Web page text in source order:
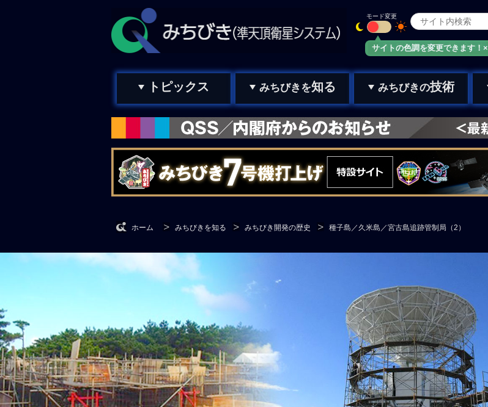
サイトの色調を変更できます！×
モード変更
お問い合わせ
みちびきメール
トピックス みちびきを知る みちびきの技術
ホーム みちびきを知る みちびき開発の歴史 種子島／久米島／宮古島追跡管制局（2）